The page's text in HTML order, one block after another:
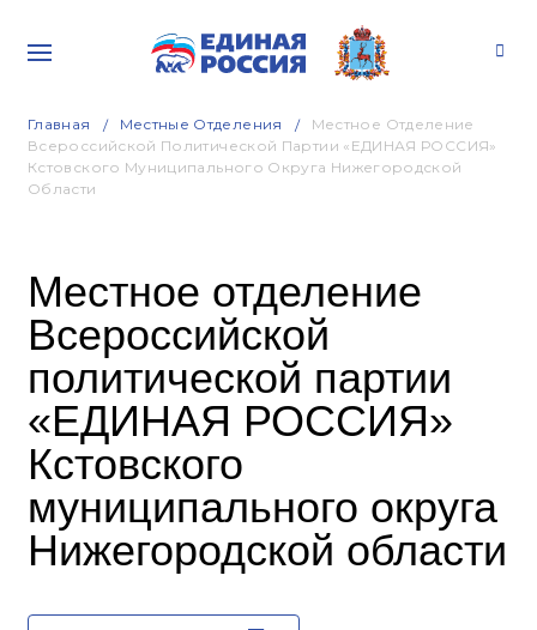
Главная Местные Отделения
Местное Отделение
Всероссийской Политической Партии «ЕДИНАЯ РОССИЯ»
Кстовского Муниципального Округа Нижегородской
Области
Местное отделение
Всероссийской
политической партии
«ЕДИНАЯ РОССИЯ»
Кстовского
муниципального округа
Нижегородской области